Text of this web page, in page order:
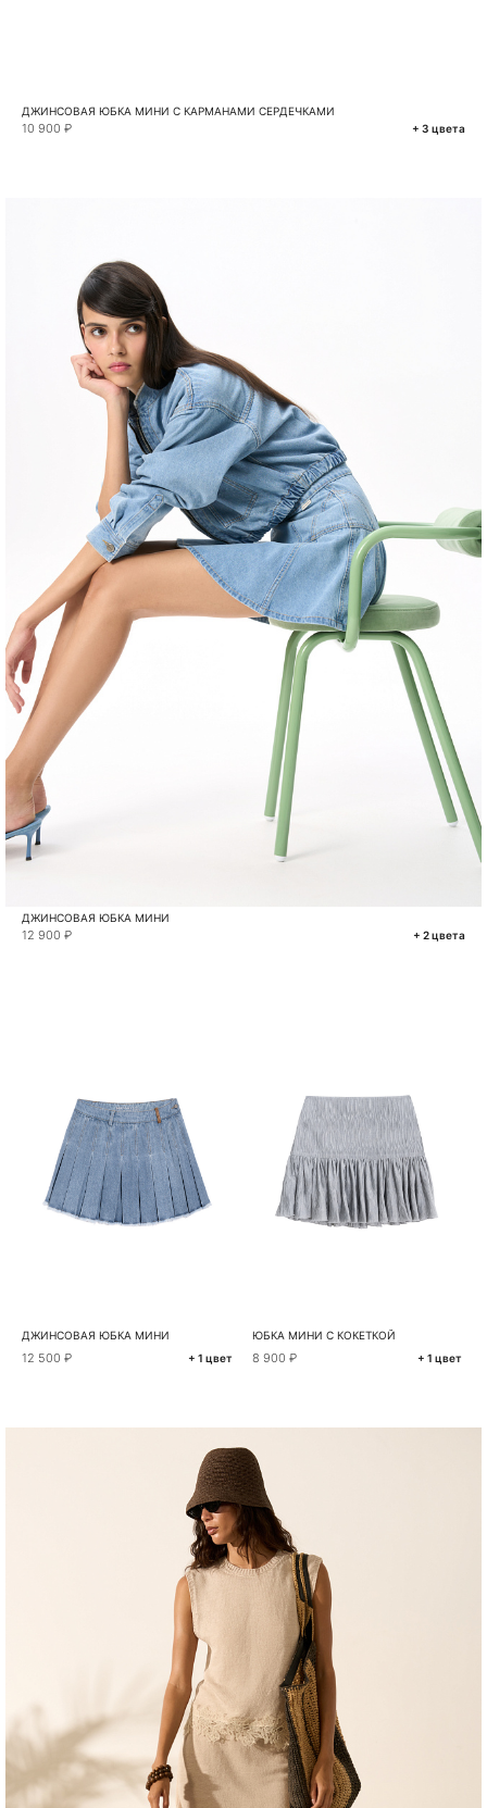
ДЖИНСОВАЯ ЮБКА МИНИ С КАРМАНАМИ СЕРДЕЧКАМИ
10 900 ₽ + 3 цвета
ДЖИНСОВАЯ ЮБКА МИНИ
12 900 ₽ + 2 цвета
ДЖИНСОВАЯ ЮБКА МИНИ
12 500 ₽ + 1 цвет
ЮБКА МИНИ С КОКЕТКОЙ
8 900 ₽ + 1 цвет